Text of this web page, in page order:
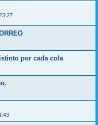
por cada cola